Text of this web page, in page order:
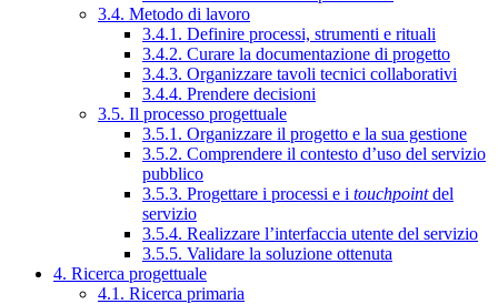
3.4. Metodo di lavoro
3.4.1. Definire processi, strumenti e rituali
3.4.2. Curare la documentazione di progetto
3.4.3. Organizzare tavoli tecnici collaborativi
3.4.4. Prendere decisioni
3.5. Il processo progettuale
3.5.1. Organizzare il progetto e la sua gestione
3.5.2. Comprendere il contesto d’uso del servizio
pubblico
3.5.3. Progettare i processi e i touchpointdel
servizio
3.5.4. Realizzare l’interfaccia utente del servizio
3.5.5. Validare la soluzione ottenuta
4. Ricerca progettuale
4.1. Ricerca primaria